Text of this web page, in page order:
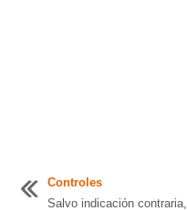
Controles
Salvo indicación contraria,